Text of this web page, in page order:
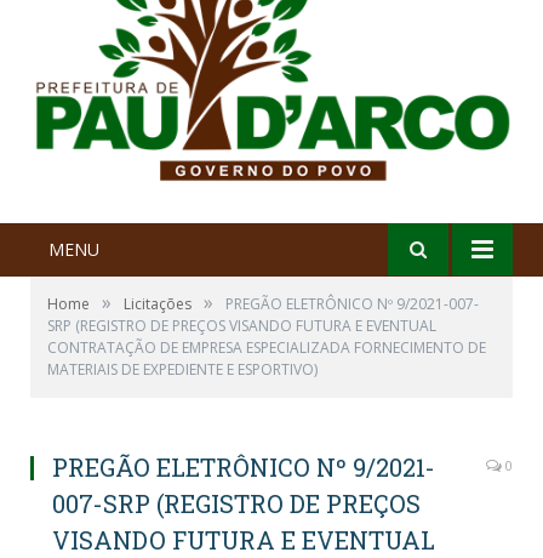
MENU
Home » Licitações »
PREGÃO ELETRÔNICO Nº 9/2021-007-
SRP (REGISTRO DE PREÇOS VISANDO FUTURA E EVENTUAL
CONTRATAÇÃO DE EMPRESA ESPECIALIZADA FORNECIMENTO DE
MATERIAIS DE EXPEDIENTE E ESPORTIVO)
PREGÃO ELETRÔNICO Nº 9/2021-
007-SRP (REGISTRO DE PREÇOS
VISANDO FUTURA E EVENTUAL
0